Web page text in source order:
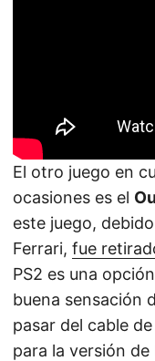
El otro juego en
ocasiones es el
este juego,
Ferrari, fue
PS2 es una
buena sensación
pasar del cable
para la versión